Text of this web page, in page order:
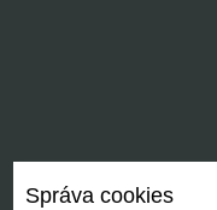
Správa cookies